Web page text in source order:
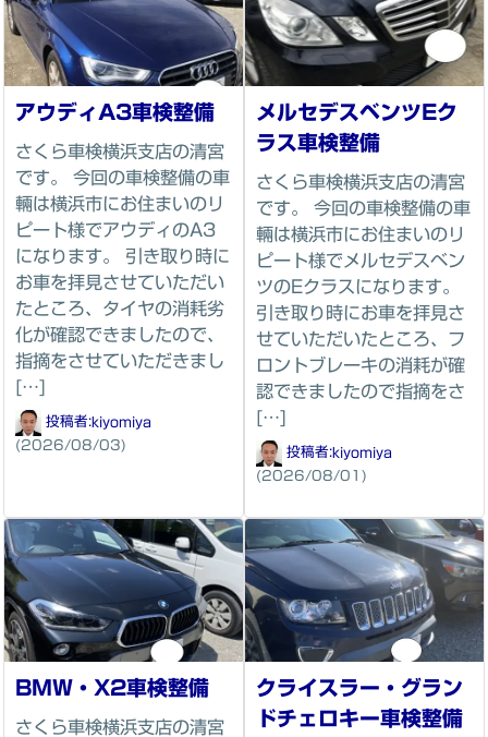
アウディA3車検整備
さくら車検横浜支店の清宮
です。 今回の車検整備の車
輛は横浜市にお住まいのリ
ピート様でアウディのA3
になります。 引き取り時に
お車を拝見させていただい
たところ、タイヤの消耗劣
化が確認できましたので、
指摘をさせていただきまし
[…]
投稿者:kiyomiya
(2026/08/03)
メルセデスベンツEク
ラス車検整備
さくら車検横浜支店の清宮
です。 今回の車検整備の車
輛は横浜市にお住まいのリ
ピート様でメルセデスベン
ツのEクラスになります。
引き取り時にお車を拝見さ
せていただいたところ、フ
ロントブレーキの消耗が確
認できましたので指摘をさ
[…]
投稿者:kiyomiya
(2026/08/01)
BMW・X2車検整備
さくら車検横浜支店の清宮
クライスラー・グラン
ドチェロキー車検整備